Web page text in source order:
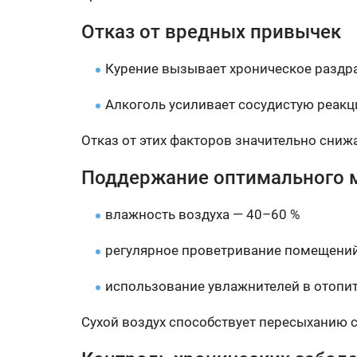
Отказ от вредных привычек
Курение вызывает хроническое
Алкоголь усиливает сосудистую
Отказ от этих факторов значительно
Поддержание оптимального
влажность воздуха — 40–60 %
регулярное проветривание
использование увлажнителей в
Сухой воздух способствует